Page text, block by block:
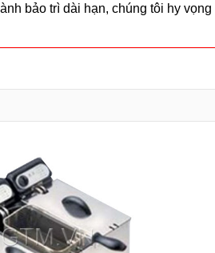
bảo trì dài hạn, chúng tôi hy